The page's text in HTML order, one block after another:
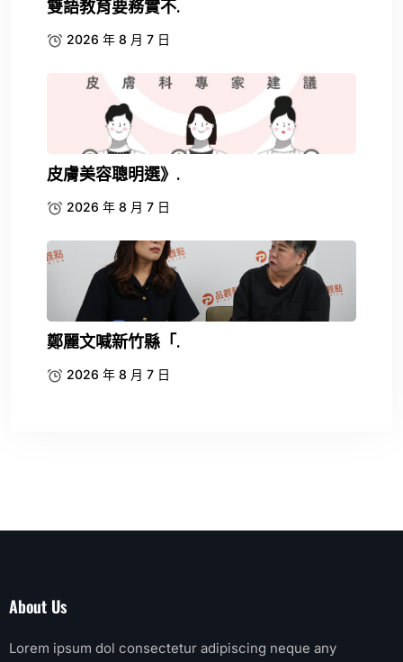
雙語教育要務實不.
2026 年 8 月 7 日
皮膚美容聰明選》.
2026 年 8 月 7 日
鄭麗文喊新竹縣「.
2026 年 8 月 7 日
About Us
Lorem ipsum dol consectetur adipiscing neque any